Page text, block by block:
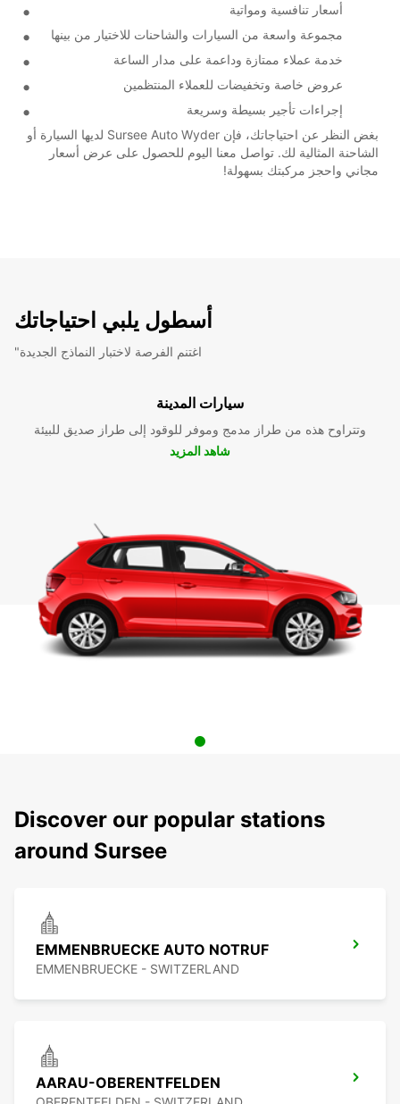
أسعار تنافسية ومواتية
مجموعة واسعة من السيارات والشاحنات للاختيار من بينها
خدمة عملاء ممتازة وداعمة على مدار الساعة
عروض خاصة وتخفيضات للعملاء المنتظمين
إجراءات تأجير بسيطة وسريعة
بغض النظر عن احتياجاتك، فإن Sursee Auto Wyder لديها السيارة أو
الشاحنة المثالية لك. تواصل معنا اليوم للحصول على عرض أسعار
مجاني واحجز مركبتك بسهولة!
أسطول يلبي احتياجاتك
"اغتنم الفرصة لاختبار النماذج الجديدة
سيارات المدينة
وتتراوح هذه من طراز مدمج وموفر للوقود إلى طراز صديق للبيئة
شاهد المزيد
Discover our popular stations
around Sursee
EMMENBRUECKE AUTO NOTRUF
EMMENBRUECKE - SWITZERLAND
AARAU-OBERENTFELDEN